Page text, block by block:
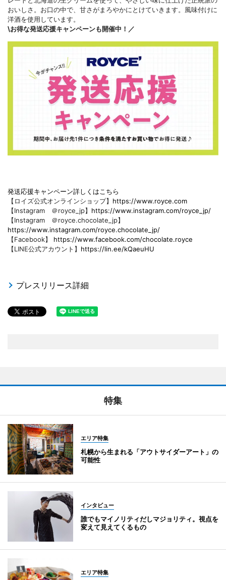
おいしさ。お口の中で、甘さがまろやかにとけていきます。風味付けに
洋酒を使用しています。
\お得な発送応援キャンペーンも開催中！／
発送応援キャンペーン詳しくはこちら
【ロイズ公式オンラインショップ】 https://www.royce.com
【Instagram ＠royce_jp】 https://www.instagram.com/royce_jp/
【Instagram ＠royce.chocolate_jp】
https://www.instagram.com/royce.chocolate_jp/
【Facebook】 https://www.facebook.com/chocolate.royce
【LINE公式アカウント】 https://lin.ee/kQaeuHU
プレスリリース詳細
特集
エリア特集
札幌から生まれる「アウトサイダーアート」の
可能性
インタビュー
誰でもマイノリティだしマジョリティ。視点を
変えて見えてくるもの
エリア特集